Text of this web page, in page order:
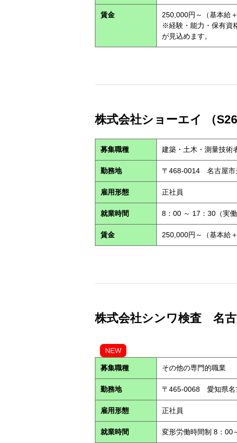
賃金
250,000円～（基本給
※経験・能力・保有資
が見込めます。
株式会社ショーエイ （
募集職種 建築・土木・測量技術
勤務地 〒468-0014 名古屋市
雇用形態 正社員
就業時間 8：00 ～ 17：30（実働
賃金 250,000円～（基本給
株式会社シンワ検査 名
NEW
募集職種 その他の専門的職業
勤務地 〒465-0068 愛知県名
雇用形態 正社員
就業時間 変形労働時間制 8：00